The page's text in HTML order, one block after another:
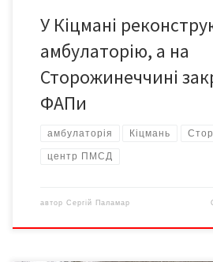
У Кіцмані
амбулаторію, а на
Сторожинеччині
ФАПи
амбулаторія Кіцмань
центр ПМСД
автор Сергій Паламар